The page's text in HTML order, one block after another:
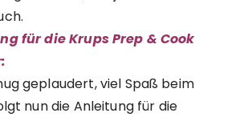
für die Krups Prep & Cook
geplaudert, viel Spaß beim
nun die Anleitung für die